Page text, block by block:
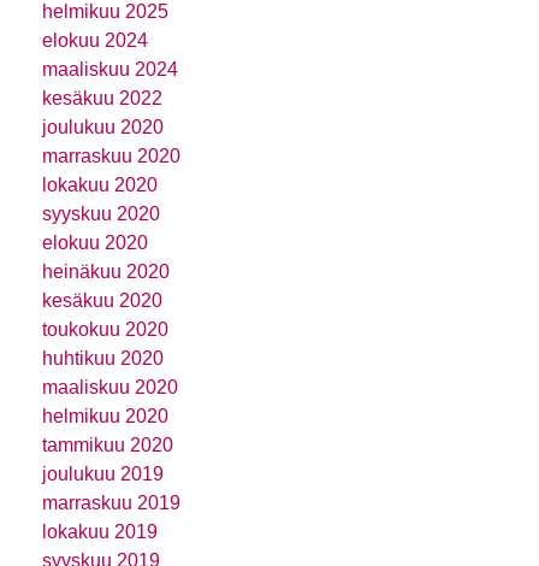
helmikuu 2025
elokuu 2024
maaliskuu 2024
kesäkuu 2022
joulukuu 2020
marraskuu 2020
lokakuu 2020
syyskuu 2020
elokuu 2020
heinäkuu 2020
kesäkuu 2020
toukokuu 2020
huhtikuu 2020
maaliskuu 2020
helmikuu 2020
tammikuu 2020
joulukuu 2019
marraskuu 2019
lokakuu 2019
syyskuu 2019